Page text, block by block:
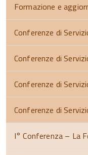
Formazione e
Conferenze di
Conferenze di
Conferenze di
Conferenze di
I° Conferenza – La